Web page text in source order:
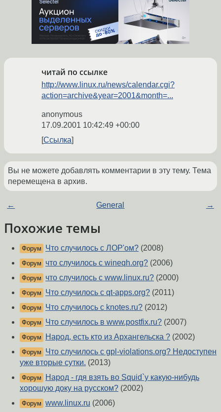
читай по ссылке
http://www.linux.ru/news/calendar.cgi?
action=archive&year=2001&month=...
anonymous
17.09.2001 10:42:49 +00:00
Ссылка
Вы не можете добавлять комментарии в эту тему. Тема
перемещена в архив.
← General →
Похожие темы
Форум Что случилось с ЛОР'ом? (2008)
Форум что случилось с wineqh.org? (2006)
Форум что случилось с www.linux.ru? (2000)
Форум Что случилось с qt-apps.org? (2011)
Форум Что случилось с knotes.ru? (2012)
Форум Что случилось в www.postfix.ru? (2007)
Форум Народ, есть кто из Архангельска ? (2002)
Форум
Что случилось с gpl-violations.org? Недоступен
уже вторые сутки. (2013)
Форум
Народ - гдя взять во Squid`у какую-нибудь
хорошую доку на русском? (2002)
Форум www.linux.ru (2006)